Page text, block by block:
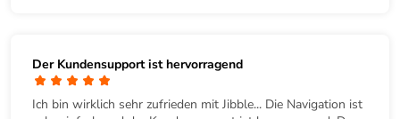
Der Kundensupport ist hervorragend
Ich bin wirklich sehr zufrieden mit Jibble... Die Navigation ist